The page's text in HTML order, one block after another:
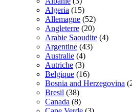
Algeria (15)
Allemagne (52)
Angleterre (20)
Arabie Saoudite (4)
Argentine (43)
Australie (4)
Autriche (3)
Belgique (16)
Bosnia and Herzegovina
Bresil (38)
Canada (8)